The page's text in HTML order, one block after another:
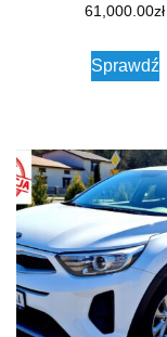
61,000.00zł
Sprawdź